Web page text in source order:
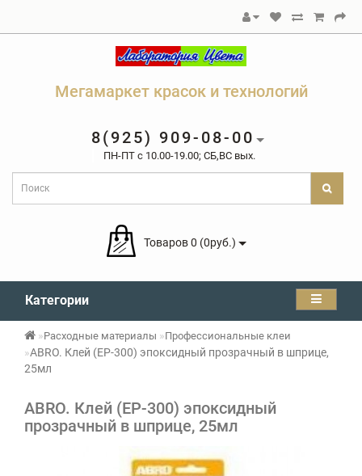
Мегамаркет красок и технологий
8(925) 909-08-00
ПН-ПТ c 10.00-19.00; СБ,ВС вых.
Товаров 0 (0руб.)
Категории
Расходные материалы Профессиональные клеи
ABRO. Клей (EP-300) эпоксидный прозрачный в шприце,
25мл
ABRO. Клей (EP-300) эпоксидный
прозрачный в шприце, 25мл